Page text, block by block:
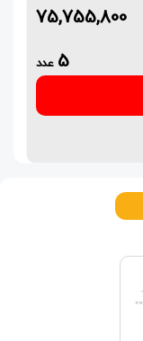
75,755,800
5 عدد